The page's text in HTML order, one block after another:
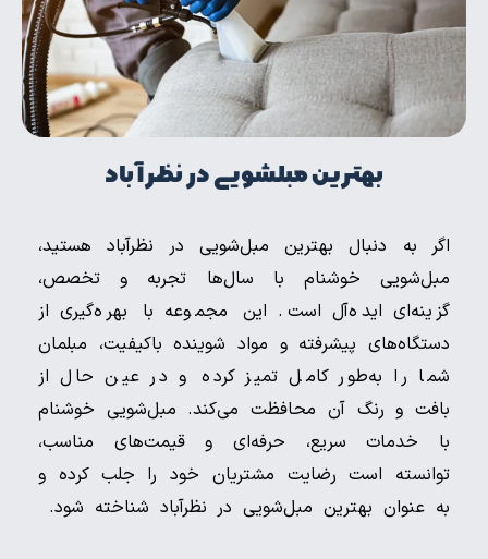
بهترین مبلشویی در نظرآباد
اگر به دنبال بهترین مبل‌شویی در نظرآباد هستید،
مبل‌شویی خوشنام با سال‌ها تجربه و تخصص،
گزینه‌ای ایده‌آل است. این مجموعه با بهره‌گیری از
دستگاه‌های پیشرفته و مواد شوینده باکیفیت، مبلمان
شما را به‌طور کامل تمیز کرده و در عین حال از
بافت و رنگ آن محافظت می‌کند. مبل‌شویی خوشنام
با خدمات سریع، حرفه‌ای و قیمت‌های مناسب،
توانسته است رضایت مشتریان خود را جلب کرده و
به عنوان بهترین مبل‌شویی در نظرآباد شناخته شود.